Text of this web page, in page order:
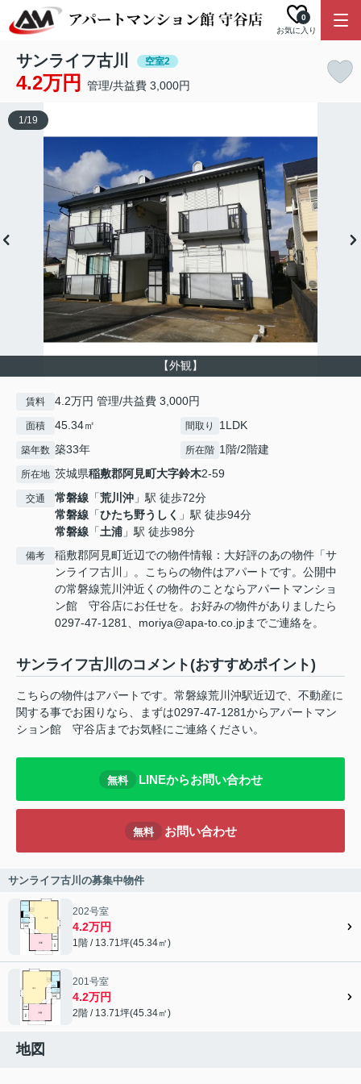
お気に入り
0
サンライフ古川 空室2
4.2万円 管理/共益費 3,000円
【外観】
1/19
賃料 4.2万円 管理/共益費 3,000円
面積 45.34㎡ 間取り 1LDK
築年数 築33年 所在階 1階/2階建
所在地 茨城県稲敷郡阿見町大字鈴木2-59
交通 常磐線 「荒川沖 」駅 徒歩72分
常磐線 「ひたち野うしく 」駅 徒歩94分
常磐線 「土浦 」駅 徒歩98分
備考
稲敷郡阿見町近辺での物件情報：大好評のあの物件「サ
ンライフ古川」。こちらの物件はアパートです。公開中
の常磐線荒川沖近くの物件のことならアパートマンショ
ン館 守谷店にお任せを。お好みの物件がありましたら
0297-47-1281、moriya@apa-to.co.jpまでご連絡を。
サンライフ古川のコメント(おすすめポイント)
こちらの物件はアパートです。常磐線荒川沖駅近辺で、不動産に
関する事でお困りなら、まずは0297-47-1281からアパートマン
ション館 守谷店までお気軽にご連絡ください。
無料 LINEからお問い合わせ
無料 お問い合わせ
サンライフ古川の募集中物件
202号室
4.2万円
1階 / 13.71坪(45.34㎡)
201号室
4.2万円
2階 / 13.71坪(45.34㎡)
地図